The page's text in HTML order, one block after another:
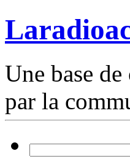
Une base
par la